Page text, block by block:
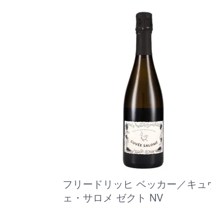
フリードリッヒ ベッカー／キュ
ェ・サロメ ゼクト NV